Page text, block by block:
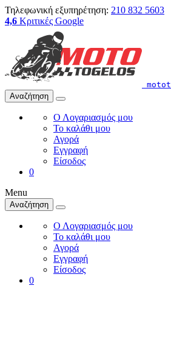
Τηλεφωνική εξυπηρέτηση: 210 832 5603
4,6 Κριτικές Google
Αναζήτηση
Ο Λογαριασμός μου
Το καλάθι μου
Αγορά
Εγγραφή
Είσοδος
0
Menu
Αναζήτηση
Ο Λογαριασμός μου
Το καλάθι μου
Αγορά
Εγγραφή
Είσοδος
0